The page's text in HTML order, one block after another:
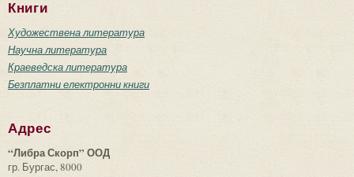
Книги
Художествена литература
Научна литература
Краеведска литература
Безплатни електронни книги
Адрес
“Либра Скорп” ООД
гр. Бургас, 8000